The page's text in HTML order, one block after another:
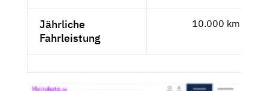
Jährliche
Fahrleistung
10.000 km